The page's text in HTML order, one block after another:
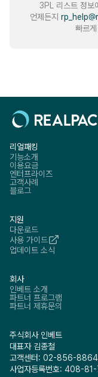
3PL 리스트 정보
언제든지
빠르
리얼패킹
기능소개
이용요금
엔터프라이즈
고객사례
블로그
지원
다운로드
사용 가이드
업데이트 소식
회사
인베트 소개
파트너 프로그램
파트너 제휴문의
주식회사 인베트
대표자 김종철
고객센터: 02-856-8864
사업자등록번호: 408-